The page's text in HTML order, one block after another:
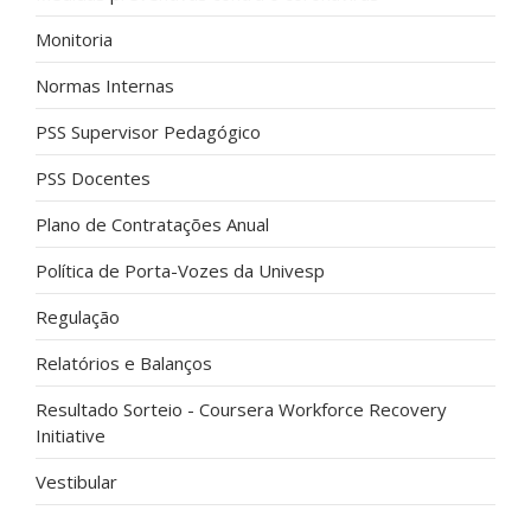
Monitoria
Normas Internas
PSS Supervisor Pedagógico
PSS Docentes
Plano de Contratações Anual
Política de Porta-Vozes da Univesp
Regulação
Relatórios e Balanços
Resultado Sorteio - Coursera Workforce Recovery
Initiative
Vestibular